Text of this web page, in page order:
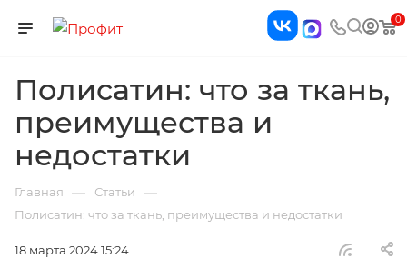
0
Полисатин: что за ткань,
преимущества и
недостатки
Главная — Статьи —
Полисатин: что за ткань, преимущества и недостатки
18 марта 2024 15:24